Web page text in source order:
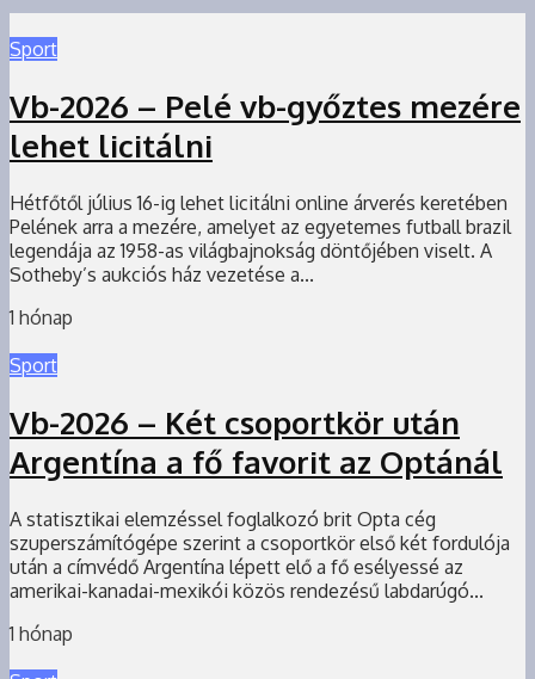
Sport
Vb-2026 – Pelé vb-győztes mezére
lehet licitálni
Hétfőtől július 16-ig lehet licitálni online árverés keretében
Pelének arra a mezére, amelyet az egyetemes futball brazil
legendája az 1958-as világbajnokság döntőjében viselt. A
Sotheby’s aukciós ház vezetése a...
1 hónap
Sport
Vb-2026 – Két csoportkör után
Argentína a fő favorit az Optánál
A statisztikai elemzéssel foglalkozó brit Opta cég
szuperszámítógépe szerint a csoportkör első két fordulója
után a címvédő Argentína lépett elő a fő esélyessé az
amerikai-kanadai-mexikói közös rendezésű labdarúgó...
1 hónap